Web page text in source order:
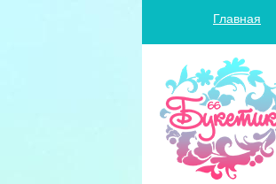
Главная